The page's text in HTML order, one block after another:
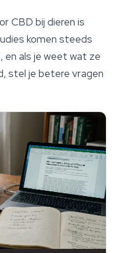
CBD bij dieren is
komen steeds
en als je weet wat ze
stel je betere vragen